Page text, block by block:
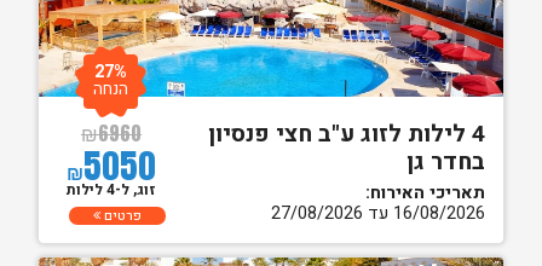
4 לילות לזוג ע"ב חצי פנסיון
בחדר גן
תאריכי האירוח:
16/08/2026 עד 27/08/2026
₪6960
₪5050
27%
הנחה
זוג, ל-4 לילות
פרטים